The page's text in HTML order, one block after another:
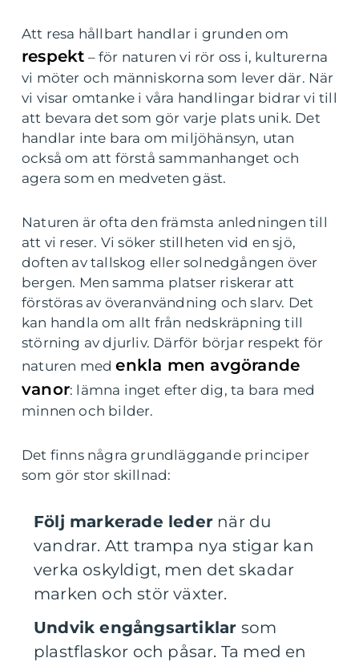
Att resa hållbart handlar i grunden om
respekt – för naturen vi rör oss i, kulturerna
vi möter och människorna som lever där. När
vi visar omtanke i våra handlingar bidrar vi till
att bevara det som gör varje plats unik. Det
handlar inte bara om miljöhänsyn, utan
också om att förstå sammanhanget och
agera som en medveten gäst.
Naturen är ofta den främsta anledningen till
att vi reser. Vi söker stillheten vid en sjö,
doften av tallskog eller solnedgången över
bergen. Men samma platser riskerar att
förstöras av överanvändning och slarv. Det
kan handla om allt från nedskräpning till
störning av djurliv. Därför börjar respekt för
naturen medenkla men avgörande
vanor: lämna inget efter dig, ta bara med
minnen och bilder.
Det finns några grundläggande principer
som gör stor skillnad:
Följ markerade leder när du
vandrar. Att trampa nya stigar kan
verka oskyldigt, men det skadar
marken och stör växter.
Undvik engångsartiklar som
plastflaskor och påsar. Ta med en